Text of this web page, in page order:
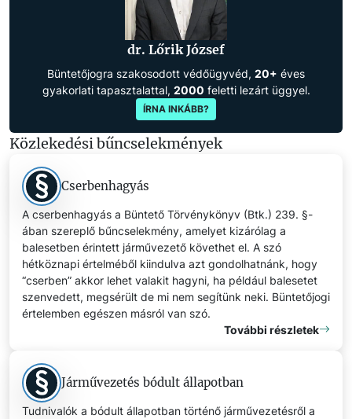
dr. Lőrik József
Büntetőjogra szakosodott védőügyvéd, 20+ éves
gyakorlati tapasztalattal, 2000 feletti lezárt üggyel.
ÍRNA INKÁBB?
Közlekedési bűncselekmények
Cserbenhagyás
A cserbenhagyás a Büntető Törvénykönyv (Btk.) 239. §-
ában szereplő bűncselekmény, amelyet kizárólag a
balesetben érintett járművezető követhet el. A szó
hétköznapi értelméből kiindulva azt gondolhatnánk, hogy
“cserben” akkor lehet valakit hagyni, ha például balesetet
szenvedett, megsérült de mi nem segítünk neki. Büntetőjogi
értelemben egészen másról van szó.
További részletek
Járművezetés bódult állapotban
Tudnivalók a bódult állapotban történő járművezetésről a